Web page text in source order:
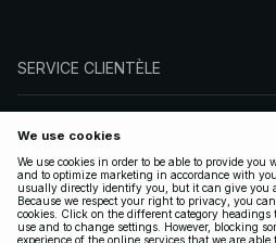
SERVICE CLIENTÈLE
SUIVEZ-NOUS
LÉGAL